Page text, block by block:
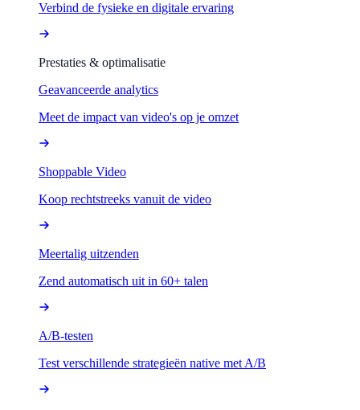
Verbind de fysieke en digitale ervaring
Prestaties & optimalisatie
Geavanceerde analytics
Meet de impact van video's op je omzet
Shoppable Video
Koop rechtstreeks vanuit de video
Meertalig uitzenden
Zend automatisch uit in 60+ talen
A/B-testen
Test verschillende strategieën native met A/B